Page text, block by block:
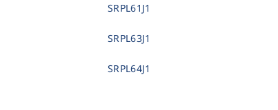
SRPL61J1
SRPL63J1
SRPL64J1